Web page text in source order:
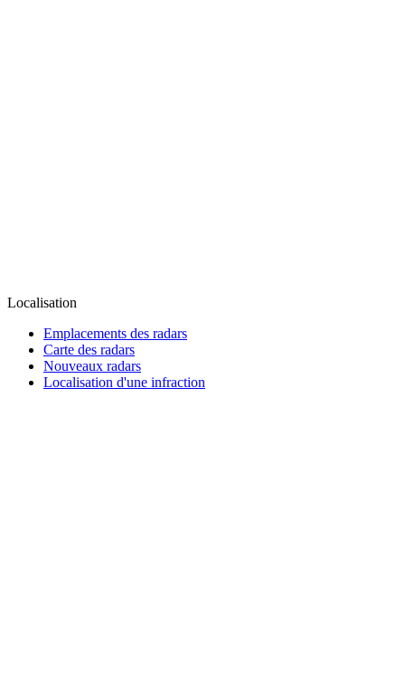
Localisation
Emplacements des radars
Carte des radars
Nouveaux radars
Localisation d'une infraction